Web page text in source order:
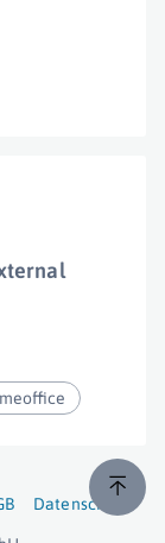
Datenschutz